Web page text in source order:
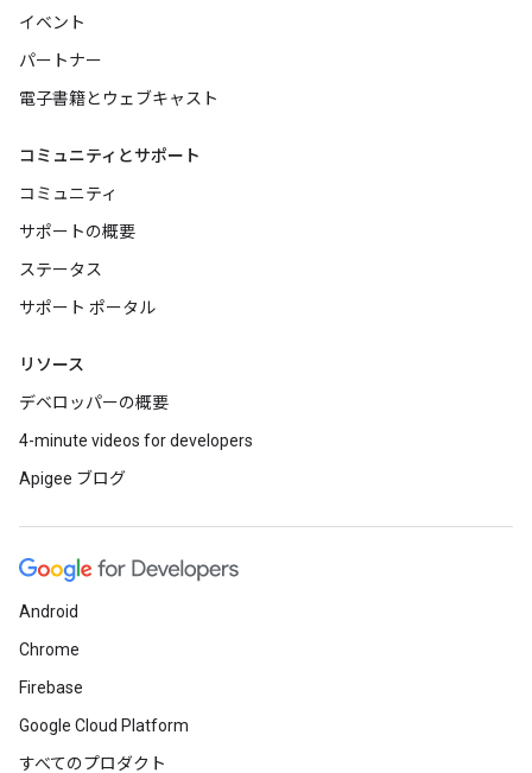
イベント
パートナー
電子書籍とウェブキャスト
コミュニティとサポート
コミュニティ
サポートの概要
ステータス
サポート ポータル
リソース
デベロッパーの概要
4-minute videos for developers
Apigee ブログ
Android
Chrome
Firebase
Google Cloud Platform
すべてのプロダクト